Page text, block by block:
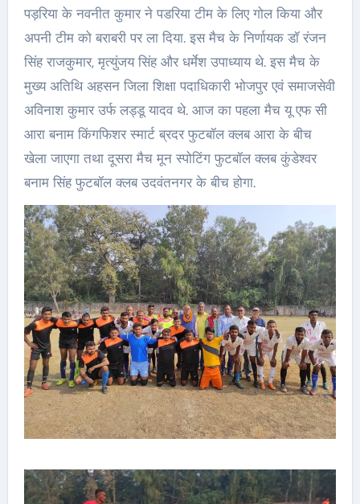
पड़रिया के नवनीत कुमार ने पडरिया टीम के लिए गोल किया और
अपनी टीम को बराबरी पर ला दिया. इस मैच के निर्णायक डॉ रंजन
सिंह राजकुमार, मृत्युंजय सिंह और धर्मेश उपाध्याय थे. इस मैच के
मुख्य अतिथि अहसन जिला शिक्षा पदाधिकारी भोजपुर एवं समाजसेवी
अविनाश कुमार उर्फ लड्डू यादव थे. आज का पहला मैच यू एफ सी
आरा बनाम किंगफिशर स्मार्ट ब्रदर फुटबॉल क्लब आरा के बीच
खेला जाएगा तथा दूसरा मैच मून स्पोटिंग फुटबॉल क्लब कुंडेश्वर
बनाम सिंह फुटबॉल क्लब उदवंतनगर के बीच होगा.